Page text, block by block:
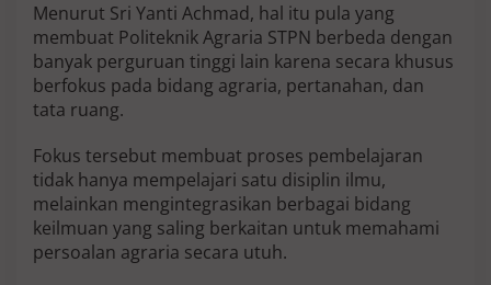
Menurut Sri Yanti Achmad, hal itu pula yang
membuat Politeknik Agraria STPN berbeda dengan
banyak perguruan tinggi lain karena secara khusus
berfokus pada bidang agraria, pertanahan, dan
tata ruang.
Fokus tersebut membuat proses pembelajaran
tidak hanya mempelajari satu disiplin ilmu,
melainkan mengintegrasikan berbagai bidang
keilmuan yang saling berkaitan untuk memahami
persoalan agraria secara utuh.